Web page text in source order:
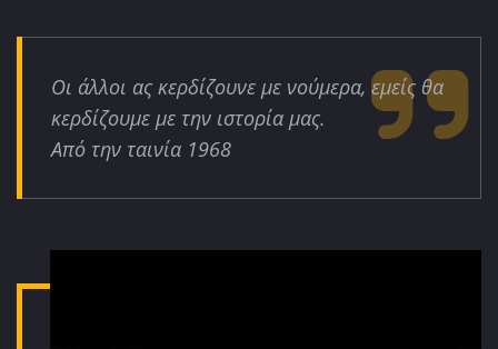
Οι άλλοι ας κερδίζουνε με νούμερα, εμείς θα
κερδίζουμε με την ιστορία μας.
Από την ταινία 1968